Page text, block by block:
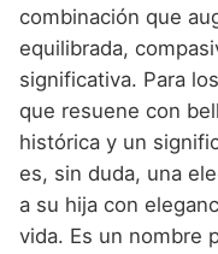
combinación que
equilibrada,
significativa. Para
que resuene con
histórica y un
es, sin duda, una
a su hija con
vida. Es un nombre